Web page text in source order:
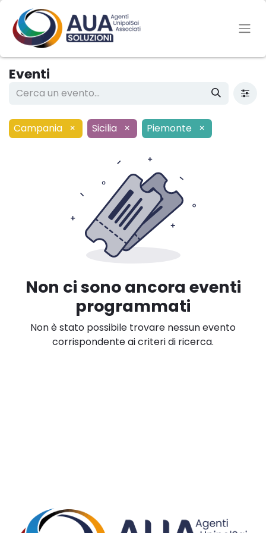
Eventi
Campania × Sicilia × Piemonte ×
Non ci sono ancora eventi
programmati
Non è stato possibile trovare nessun evento
corrispondente ai criteri di ricerca.